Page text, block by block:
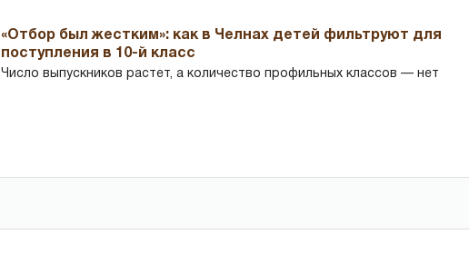
«Отбор был жестким»: как в Челнах детей фильтруют для
поступления в 10-й класс
Число выпускников растет, а количество профильных классов — нет